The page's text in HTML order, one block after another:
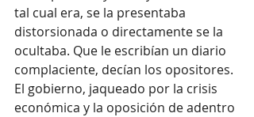
tal cual era, se la presentaba
distorsionada o directamente se la
ocultaba. Que le escribían un diario
complaciente, decían los opositores.
El gobierno, jaqueado por la crisis
económica y la oposición de adentro